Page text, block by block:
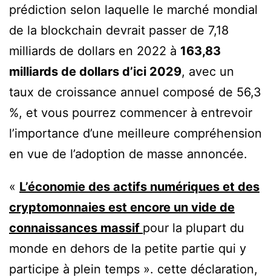
prédiction selon laquelle le marché mondial
de la blockchain devrait passer de 7,18
milliards de dollars en 2022 à 163,83
milliards de dollars d’ici 2029, avec un
taux de croissance annuel composé de 56,3
%, et vous pourrez commencer à entrevoir
l’importance d’une meilleure compréhension
en vue de l’adoption de masse annoncée.
« L’économie des actifs numériques et des
cryptomonnaies est encore un vide de
connaissances massif pour la plupart du
monde en dehors de la petite partie qui y
participe à plein temps ». cette déclaration,